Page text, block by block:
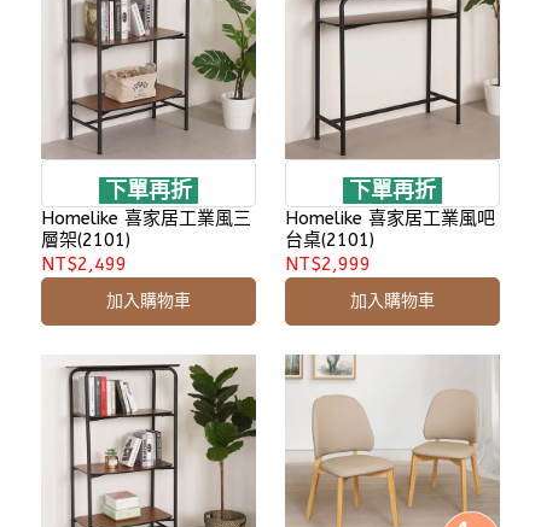
下單再折
Homelike 喜家居工業風三
層架(2101)
NT$2,499
加入購物車
下單再折
Homelike 喜家居工業風吧
台桌(2101)
NT$2,999
加入購物車